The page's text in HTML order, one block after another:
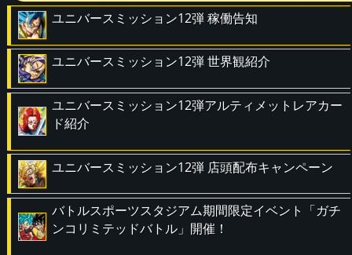
ユニバースミッション12弾 稼働告知
ユニバースミッション12弾 世界観紹介
ユニバースミッション12弾アルティメットレアカー
ド紹介
ユニバースミッション12弾 店頭配布キャンペーン
バトルスポーツスタジアム期間限定イベント「ガチ
ンコリミテッドバトル」開催！